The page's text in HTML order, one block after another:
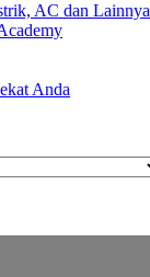
AC dan Lainnya
Anda